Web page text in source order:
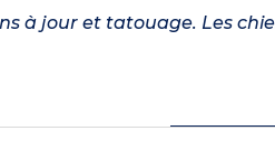
à jour et tatouage. Les